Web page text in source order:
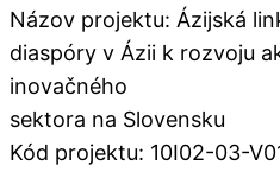
Názov projektu: Ázijská
diaspóry v Ázii k rozvoju
inovačného
sektora na Slovensku
Kód projektu: 10I02-03-